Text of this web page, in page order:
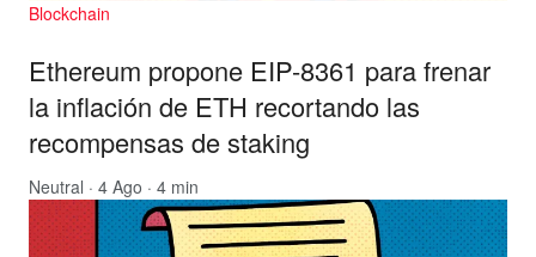
Blockchain
Ethereum propone EIP-8361 para frenar
la inflación de ETH recortando las
recompensas de staking
Neutral · 4 Ago · 4 min